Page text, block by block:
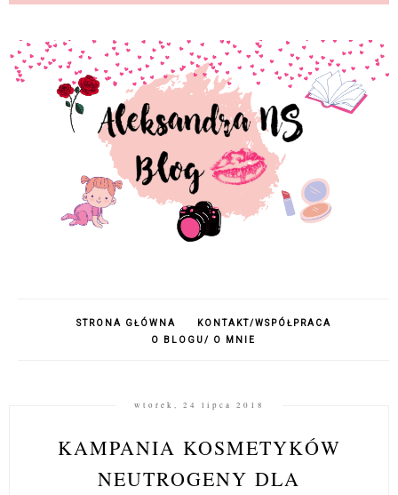
STRONA GŁÓWNA
KONTAKT/WSPÓŁPRACA
O BLOGU/ O MNIE
wtorek, 24 lipca 2018
KAMPANIA KOSMETYKÓW
NEUTROGENY DLA